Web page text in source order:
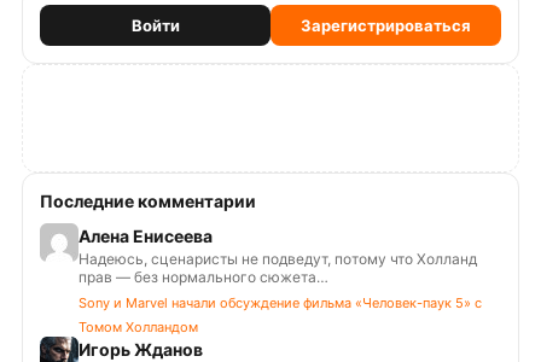
Войти Зарегистрироваться
Последние комментарии
Алена Енисеева
Надеюсь, сценаристы не подведут, потому что Холланд
прав — без нормального сюжета…
Sony и Marvel начали обсуждение фильма «Человек-паук 5» с
Томом Холландом
Игорь Жданов